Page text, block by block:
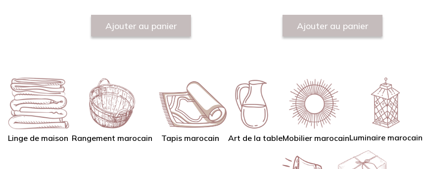
Ajouter au panier Ajouter au panier
Linge de maison Rangement marocain Tapis marocain Art de la tableMobilier marocainLuminaire marocain